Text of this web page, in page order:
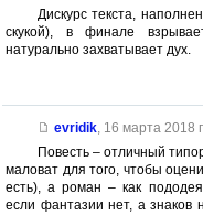
Дискурс текста,
скукой), в финале
натурально захватывает дух.
evridik, 16 марта 2018
Повесть – отличный
маловат для того, чтобы
есть), а роман – как
если фантазии нет, а